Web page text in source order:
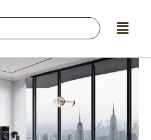
Main
Menu